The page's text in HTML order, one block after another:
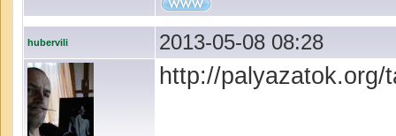
hubervili 2013-05-08 08:28
http://